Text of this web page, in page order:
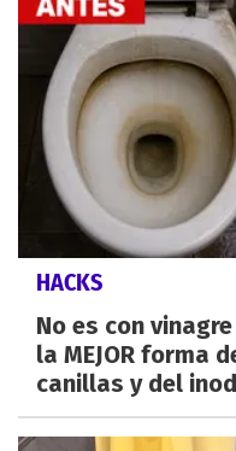
HACKS
No es con
la MEJOR forma
canillas y del